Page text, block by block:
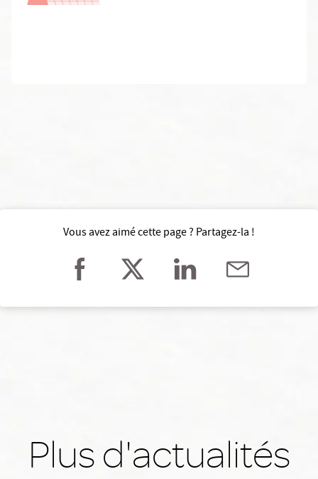
Vous avez aimé cette page ? Partagez-la !
Plus d'actualités